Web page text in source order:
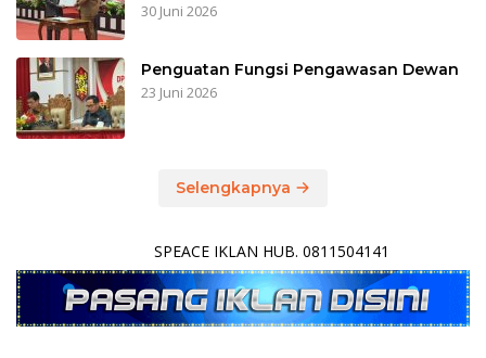
30 Juni 2026
Penguatan Fungsi Pengawasan Dewan
23 Juni 2026
Selengkapnya
SPEACE IKLAN HUB. 0811504141